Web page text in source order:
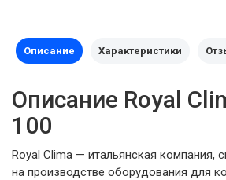
Описание Характеристики
Описание Royal
100
Royal Clima — итальянская компания,
на производстве оборудования для